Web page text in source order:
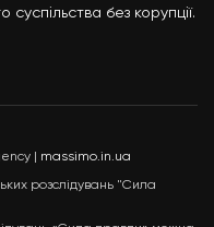
без корупції.
| massimo.in.ua
розслідувань "Сила